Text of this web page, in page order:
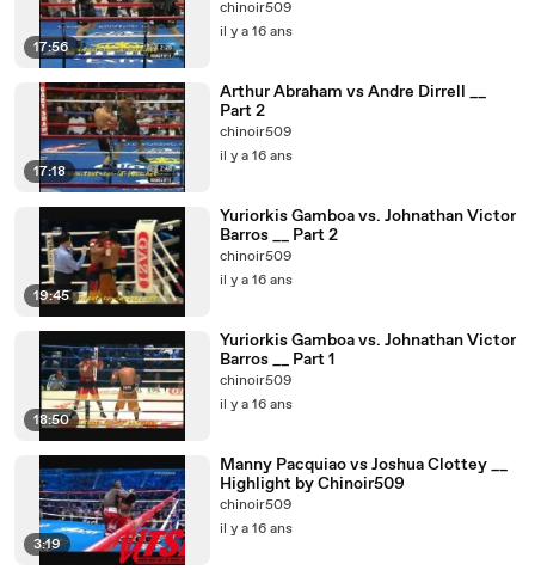
17:56
chinoir509
il y a 16 ans
17:18
Arthur Abraham vs Andre Dirrell __
Part 2
chinoir509
il y a 16 ans
19:45
Yuriorkis Gamboa vs. Johnathan Victor
Barros __ Part 2
chinoir509
il y a 16 ans
18:50
Yuriorkis Gamboa vs. Johnathan Victor
Barros __ Part 1
chinoir509
il y a 16 ans
3:19
Manny Pacquiao vs Joshua Clottey __
Highlight by Chinoir509
chinoir509
il y a 16 ans